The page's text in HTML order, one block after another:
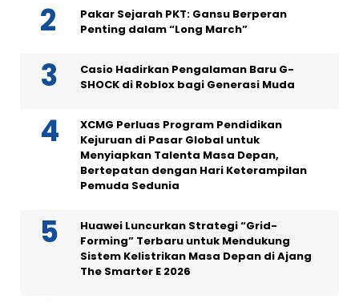
Pakar Sejarah PKT: Gansu Berperan
Penting dalam “Long March”
Casio Hadirkan Pengalaman Baru G-
SHOCK di Roblox bagi Generasi Muda
XCMG Perluas Program Pendidikan
Kejuruan di Pasar Global untuk
Menyiapkan Talenta Masa Depan,
Bertepatan dengan Hari Keterampilan
Pemuda Sedunia
Huawei Luncurkan Strategi “Grid-
Forming” Terbaru untuk Mendukung
Sistem Kelistrikan Masa Depan di Ajang
The Smarter E 2026